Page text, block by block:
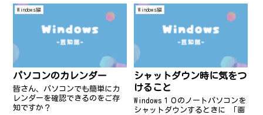
をされてくださいね＞＜
Windows編
パソコンのカレンダー
皆さん、パソコンでも簡単にカ
レンダーを確認できるのをご存
知ですか？
Windows編
シャットダウン時に気をつ
けること
Windows１０のノートパソコンを
シャットダウンするときに 「画